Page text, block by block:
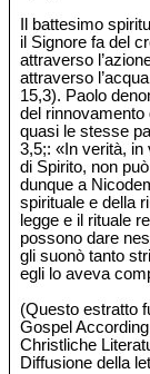
Il battesimo
il Signore fa del
attraverso
attraverso
15,3). Paolo
del rinnovamento
quasi le stesse
3,5;: «In verità, in
di Spirito, non
dunque a
spirituale e della
legge e il rituale
possono dare
gli suonò tanto
egli lo aveva
(Questo estratto
Gospel
Christliche
Diffusione della